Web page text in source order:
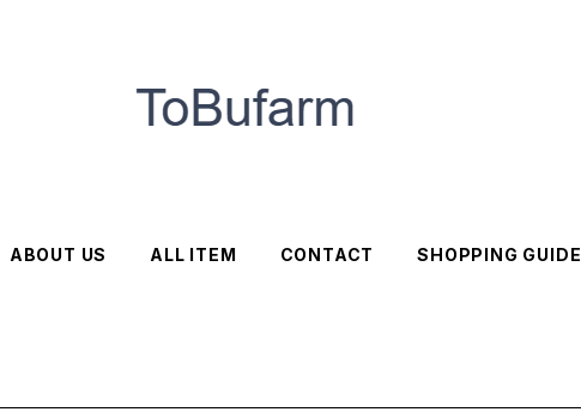
ABOUT US ALL ITEM CONTACT SHOPPING GUIDE